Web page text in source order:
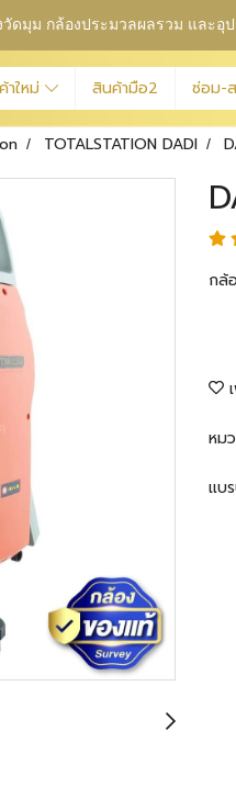
ดมุม กล้องประมวลผลรวม และอุ
าใหม่ สินค้ามือ2 ซ่อม-
TOTALSTATION DADI
กล้
หม
แบ